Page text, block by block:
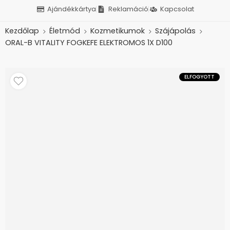
Ajándékkártya Reklamáció Kapcsolat
Kezdőlap Életmód Kozmetikumok
Szájápolás
ORAL-B VITALITY FOGKEFE ELEKTROMOS 1X D100
ELFOGYOTT